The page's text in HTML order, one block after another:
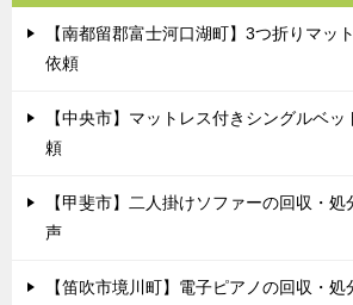
【南都留郡富士河口湖町】3つ折りマッ
依頼
【中央市】マットレス付きシングルベ
頼
【甲斐市】二人掛けソファーの回収・
声
【笛吹市境川町】電子ピアノの回収・